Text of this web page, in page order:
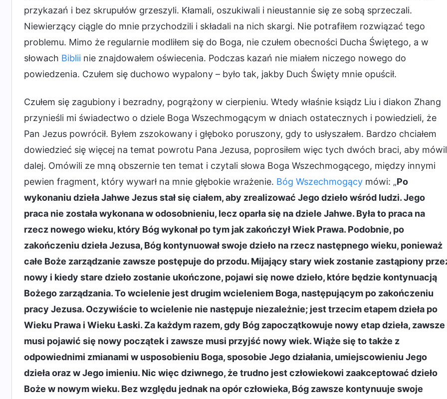
przykazań i bez skrupułów grzeszyli. Kłamali, oszukiwali i nieustannie się ze sobą sprzeczali.
Niewierzący ciągle do mnie przychodzili i składali na nich skargi. Nie potrafiłem rozwiązać tego
problemu. Mimo że regularnie modliłem się do Boga, nie czułem obecności Ducha Świętego, a w
słowach Biblii nie znajdowałem oświecenia. Podczas kazań nie miałem niczego nowego do
powiedzenia. Czułem się duchowo wypalony – było tak, jakby Duch Święty mnie opuścił.
Czułem się zagubiony i bezradny, pogrążony w cierpieniu. Wtedy właśnie ksiądz Liu i diakon Zhang
przynieśli mi świadectwo o dziele Boga Wszechmogącym w dniach ostatecznych i powiedzieli, że
Pan Jezus powrócił. Byłem zszokowany i głęboko poruszony, gdy to usłyszałem. Bardzo chciałem
dowiedzieć się więcej na temat powrotu Pana Jezusa, poprosiłem więc tych dwóch braci, aby
dalej. Omówili ze mną obszernie ten temat i czytali słowa Boga Wszechmogącego, między innymi
pewien fragment, który wywarł na mnie głębokie wrażenie. Bóg Wszechmogący mówi: „Po
wykonaniu dzieła Jahwe Jezus stał się ciałem, aby zrealizować Jego dzieło wśród ludzi. Jego
praca nie została wykonana w odosobnieniu, lecz oparła się na dziele Jahwe. Była to praca na
rzecz nowego wieku, który Bóg wykonał po tym jak zakończył Wiek Prawa. Podobnie, po
zakończeniu dzieła Jezusa, Bóg kontynuował swoje dzieło na rzecz następnego wieku, ponieważ
całe Boże zarządzanie zawsze postępuje do przodu. Mijający stary wiek zostanie zastąpiony
nowy i kiedy stare dzieło zostanie ukończone, pojawi się nowe dzieło, które będzie kontynuacją
Bożego zarządzania. To wcielenie jest drugim wcieleniem Boga, następującym po zakończeniu
pracy Jezusa. Oczywiście to wcielenie nie następuje niezależnie; jest trzecim etapem dzieła po
Wieku Prawa i Wieku Łaski. Za każdym razem, gdy Bóg zapoczątkowuje nowy etap dzieła, zawsze
musi pojawić się nowy początek i zawsze musi przyjść nowy wiek. Wiąże się to także z
odpowiednimi zmianami w usposobieniu Boga, sposobie Jego działania, umiejscowieniu Jego
dzieła oraz w Jego imieniu. Nic więc dziwnego, że trudno jest człowiekowi zaakceptować dzieło
Boże w nowym wieku. Bez względu jednak na opór człowieka, Bóg zawsze kontynuuje swoje